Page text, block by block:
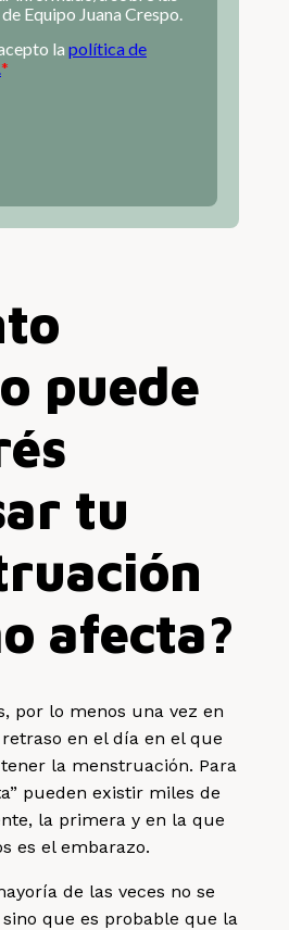
puede
tu
afecta?
por lo menos una vez en
en el día en el que
la menstruación. Para
pueden existir miles de
la primera y en la que
es el embarazo.
de las veces no se
que es probable que la